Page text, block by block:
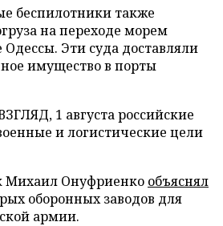
беспилотники также
на переходе морем
Эти суда доставляли
имущество в порты
1 августа российские
и логистические цели
Михаил Онуфриенко объяснял
оборонных заводов для
армии.